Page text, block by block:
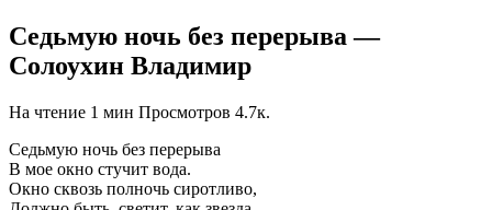
Седьмую ночь без перерыва —
Солоухин Владимир
На чтение 1 мин Просмотров 4.7к.
Седьмую ночь без перерыва
В мое окно стучит вода.
Окно сквозь полночь сиротливо,